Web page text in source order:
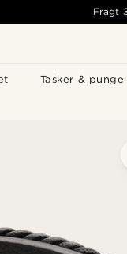
Tasker & punge
Fragt